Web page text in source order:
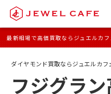
最新相場で高価買取ならジュエルカフ
ダイヤモンド買取ならジュエルカフ
フジグラ